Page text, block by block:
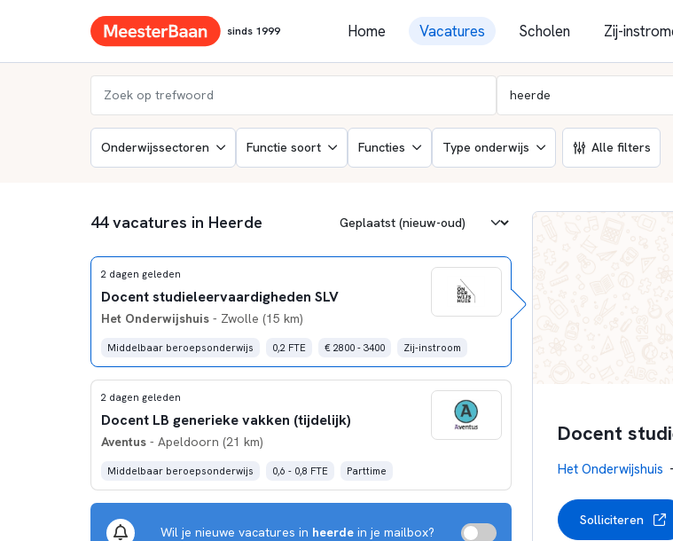
sinds 1999 Home Vacatures Scholen Zij-
Onderwijssectoren Functie soort Functies Type onderwijs Alle filters
44 vacatures in Heerde
2 dagen geleden
Docent studieleervaardigheden SLV
Het Onderwijshuis- Zwolle (15 km)
Middelbaar beroepsonderwijs 0,2 FTE € 2800 - 3400 Zij-instroom
2 dagen geleden
Docent LB generieke vakken (tijdelijk)
Aventus- Apeldoorn (21 km)
Middelbaar beroepsonderwijs 0,6 - 0,8 FTE Parttime
Wil je nieuwe vacatures in heerde in je mailbox?
Docent
Het Onderwijshuis -
Solliciteren